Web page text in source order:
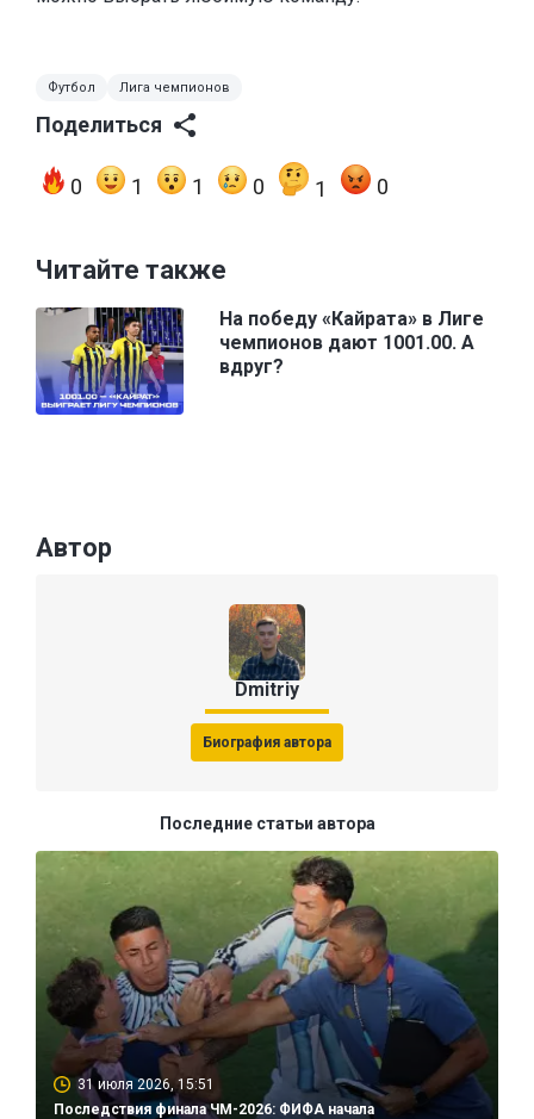
Футбол Лига чемпионов
Поделиться
0 1 1 0 1 0
Читайте также
На победу «Кайрата» в Лиге
чемпионов дают 1001.00. А
вдруг?
Автор
Dmitriy
Биография автора
Последние статьи автора
31 июля 2026, 15:51
Последствия финала ЧМ-2026: ФИФА начала